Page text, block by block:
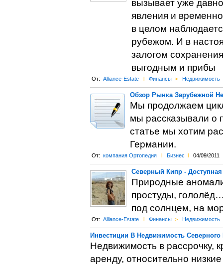
вызывает уже
явления и
в целом
рубежом. И в
залогом
выгодным и прибы
От: Alliance-Estate l Финансы > Недвижимость
Обзор Рынка Зарубежной
Мы продолжаем
мы рассказывали о
статье мы хотим
Германии.
От: компания Ортопедия l Бизнес l 04/09/2011
Северный Кипр -
Природные
простуды,
под солнцем, на
От: Alliance-Estate l Финансы > Недвижимость
Инвестиции В Недвижимость Северного
Недвижимость в рассрочку,
аренду, относительно